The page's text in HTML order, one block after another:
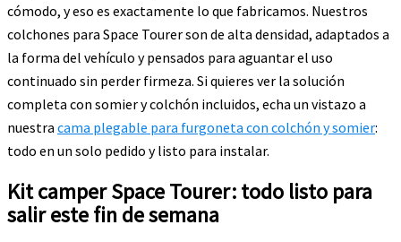
cómodo, y eso es exactamente lo que fabricamos. Nuestros
colchones para Space Tourer son de alta densidad, adaptados a
la forma del vehículo y pensados para aguantar el uso
continuado sin perder firmeza. Si quieres ver la solución
completa con somier y colchón incluidos, echa un vistazo a
nuestra cama plegable para furgoneta con colchón y somier:
todo en un solo pedido y listo para instalar.
Kit camper Space Tourer: todo listo para
salir este fin de semana